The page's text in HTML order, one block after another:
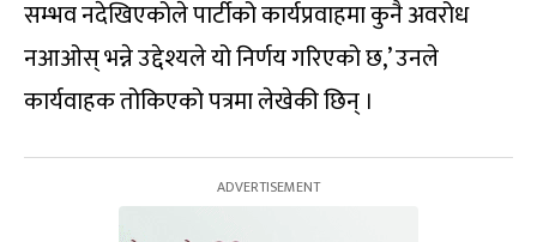
सम्भव नदेखिएकोले पार्टीको कार्यप्रवाहमा कुनै अवरोध
नआओस् भन्ने उद्देश्यले यो निर्णय गरिएको छ,’ उनले
कार्यवाहक तोकिएको पत्रमा लेखेकी छिन् ।